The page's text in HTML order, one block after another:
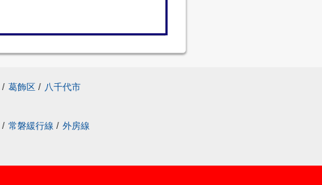
/ 葛飾区 / 八千代市
/ 常磐緩行線 / 外房線